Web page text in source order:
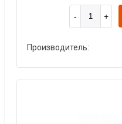
Производитель: